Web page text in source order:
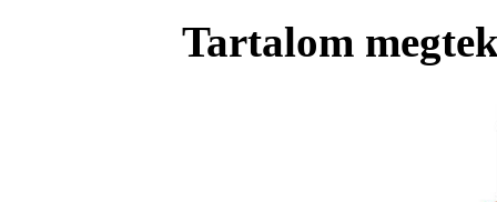
Tartalom